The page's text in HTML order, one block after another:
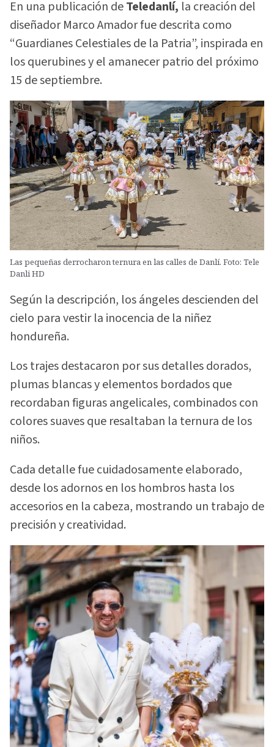
En una publicación deTeledanlí, la creación del
diseñador Marco Amador fue descrita como
“Guardianes Celestiales de la Patria”, inspirada en
los querubines y el amanecer patrio del próximo
15 de septiembre.
Las pequeñas derrocharon ternura en las calles de Danlí. Foto: Tele
Danli HD
Según la descripción, los ángeles descienden del
cielo para vestir la inocencia de la niñez
hondureña.
Los trajes destacaron por sus detalles dorados,
plumas blancas y elementos bordados que
recordaban figuras angelicales, combinados con
colores suaves que resaltaban la ternura de los
niños.
Cada detalle fue cuidadosamente elaborado,
desde los adornos en los hombros hasta los
accesorios en la cabeza, mostrando un trabajo de
precisión y creatividad.